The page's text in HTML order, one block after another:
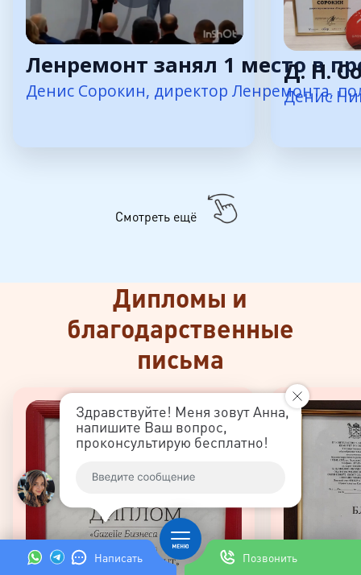
Написать Позвонить
Здравствуйте! Меня зовут Анна,
напишите Ваш вопрос,
проконсультирую бесплатно!
Ленремонт занял 1 место в
Денис Сорокин, директор Ленремонта,
Д. Н.
Денис
Смотреть ещё
Дипломы и
благодарственные
письма